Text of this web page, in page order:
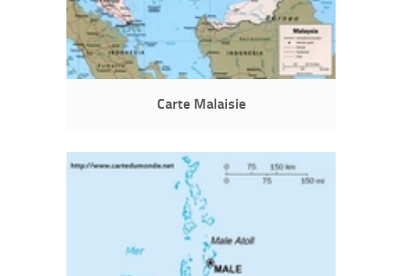
Carte Malaisie